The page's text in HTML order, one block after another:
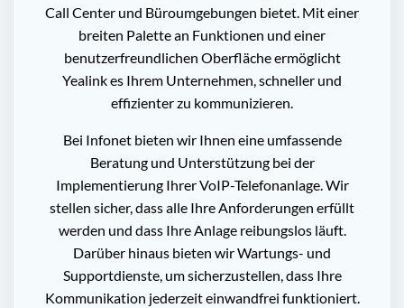
Call Center und Büroumgebungen bietet. Mit einer
breiten Palette an Funktionen und einer
benutzerfreundlichen Oberfläche ermöglicht
Yealink es Ihrem Unternehmen, schneller und
effizienter zu kommunizieren.
Bei Infonet bieten wir Ihnen eine umfassende
Beratung und Unterstützung bei der
Implementierung Ihrer VoIP-Telefonanlage. Wir
stellen sicher, dass alle Ihre Anforderungen erfüllt
werden und dass Ihre Anlage reibungslos läuft.
Darüber hinaus bieten wir Wartungs- und
Supportdienste, um sicherzustellen, dass Ihre
Kommunikation jederzeit einwandfrei funktioniert.